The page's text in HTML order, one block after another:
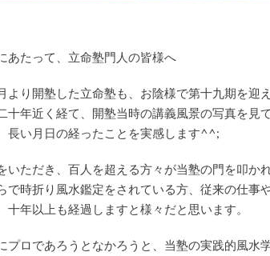
あたって、立命塾門人の皆様へ
より開塾した立命塾も、お陰様で第十九期を迎
十年近く経て、開塾当時の講義風景の写真を見
長い月日の経ったことを実感します^^;
いただき、百人を超える方々が当塾の門を叩か
で時折り風水鑑定をされている方、従来の仕事
十年以上も経過しますと様々だと思います。
プロであろうとなかろうと、当塾の実践的風水